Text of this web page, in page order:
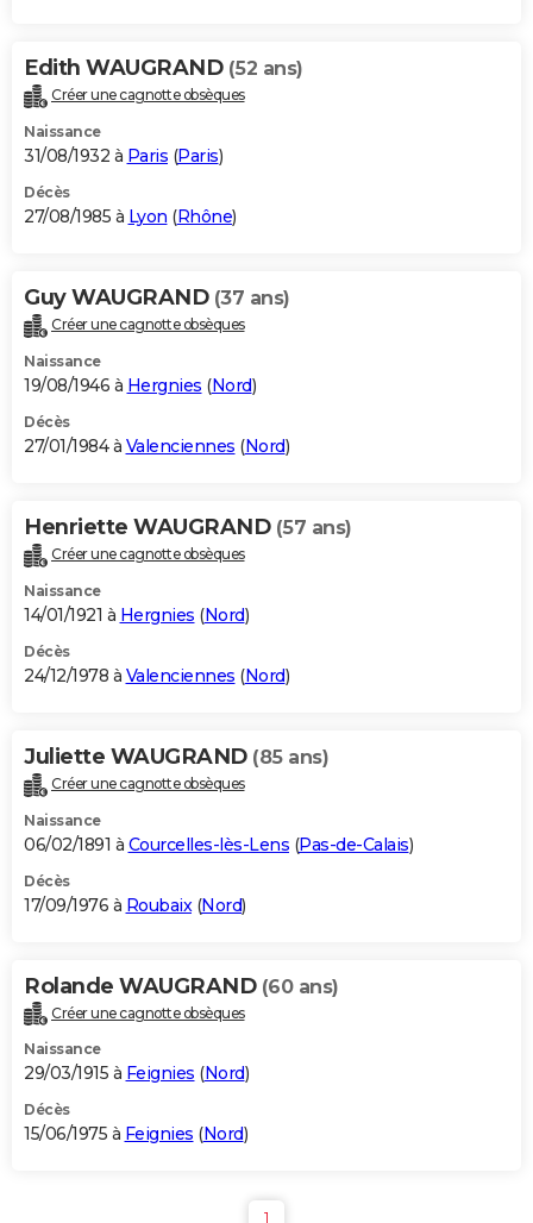
Edith WAUGRAND (52 ans)
Créer une cagnotte obsèques
Naissance
31/08/1932 à Paris (Paris)
Décès
27/08/1985 à Lyon (Rhône)
Guy WAUGRAND (37 ans)
Créer une cagnotte obsèques
Naissance
19/08/1946 à Hergnies (Nord)
Décès
27/01/1984 à Valenciennes (Nord)
Henriette WAUGRAND (57 ans)
Créer une cagnotte obsèques
Naissance
14/01/1921 à Hergnies (Nord)
Décès
24/12/1978 à Valenciennes (Nord)
Juliette WAUGRAND (85 ans)
Créer une cagnotte obsèques
Naissance
06/02/1891 à Courcelles-lès-Lens (Pas-de-Calais)
Décès
17/09/1976 à Roubaix (Nord)
Rolande WAUGRAND (60 ans)
Créer une cagnotte obsèques
Naissance
29/03/1915 à Feignies (Nord)
Décès
15/06/1975 à Feignies (Nord)
1